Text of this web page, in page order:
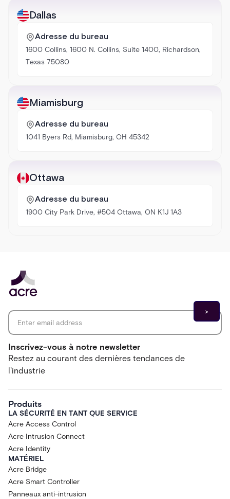
Dallas
Adresse du bureau
1600 Collins, 1600 N. Collins, Suite 1400, Richardson,
Texas 75080
Miamisburg
Adresse du bureau
1041 Byers Rd, Miamisburg, OH 45342
Ottawa
Adresse du bureau
1900 City Park Drive, #504 Ottawa, ON K1J 1A3
Inscrivez-vous à notre newsletter
Restez au courant des dernières tendances de
l'industrie
Produits
LA SÉCURITÉ EN TANT QUE SERVICE
Acre Access Control
Acre Intrusion Connect
Acre Identity
MATÉRIEL
Acre Bridge
Acre Smart Controller
Panneaux anti-intrusion